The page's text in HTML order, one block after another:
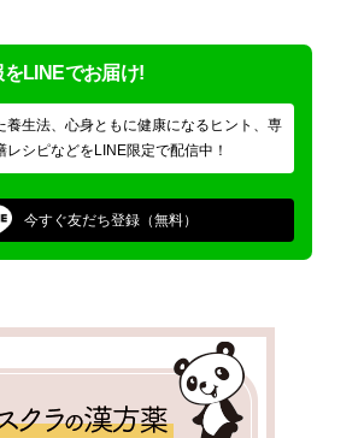
LINEでお届け!
養生法、心身ともに健康になるヒント、専
レシピなどをLINE限定で配信中！
今すぐ友だち登録（無料）